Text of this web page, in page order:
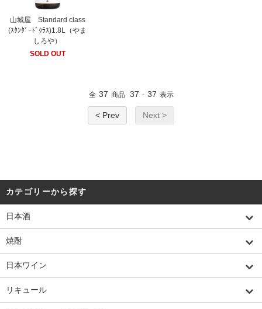
山城屋 Standard class
(ｽﾀﾝﾀﾞｰﾄﾞｸﾗｽ)1.8L（やま
しろや）
SOLD OUT
全 37 商品 37 - 37 表示
< Prev Next >
カテゴリーから探す
日本酒
焼酎
日本ワイン
リキュール